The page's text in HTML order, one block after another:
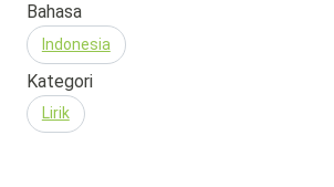
Bahasa
Indonesia
Kategori
Lirik